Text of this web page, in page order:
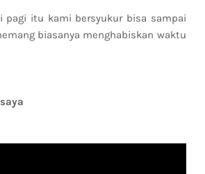
pagi itu kami bersyukur bisa sampai
biasanya menghabiskan waktu